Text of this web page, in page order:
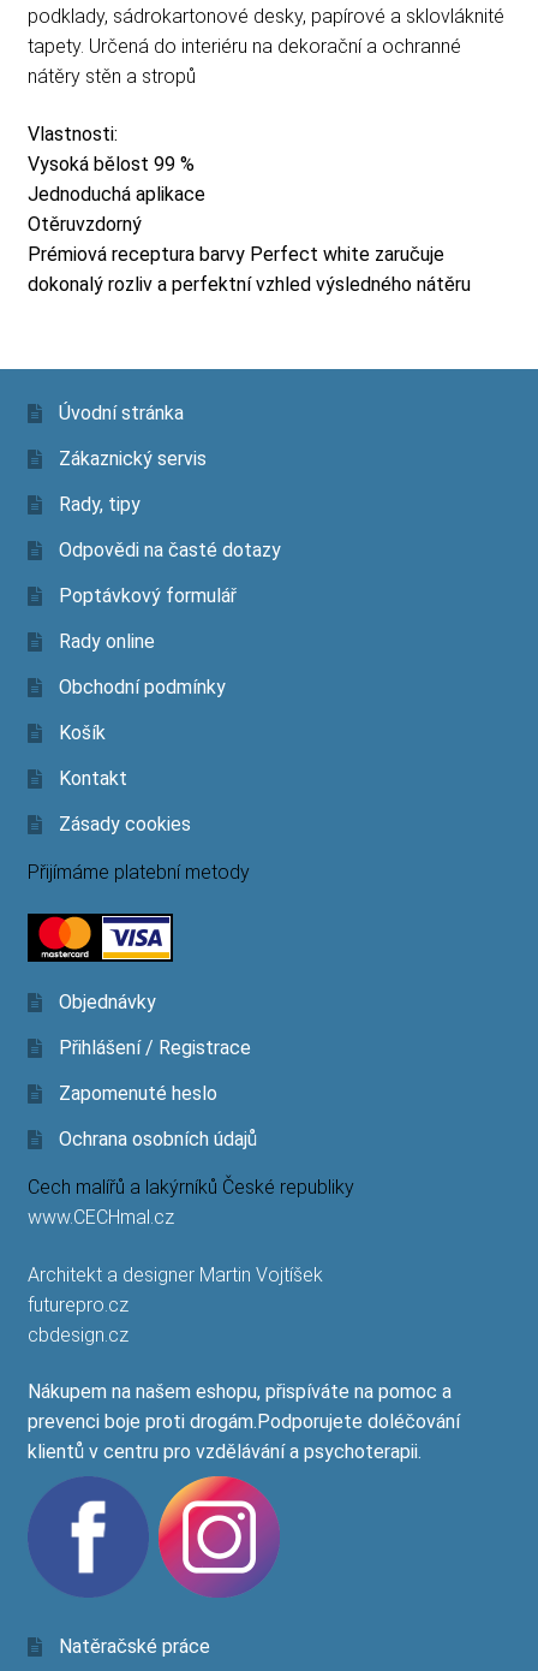
podklady, sádrokartonové desky, papírové a sklovláknité
tapety. Určená do interiéru na dekorační a ochranné
nátěry stěn a stropů
Vlastnosti:
Vysoká bělost 99 %
Jednoduchá aplikace
Otěruvzdorný
Prémiová receptura barvy Perfect white zaručuje
dokonalý rozliv a perfektní vzhled výsledného nátěru
Úvodní stránka
Zákaznický servis
Rady, tipy
Odpovědi na časté dotazy
Poptávkový formulář
Rady online
Obchodní podmínky
Košík
Kontakt
Zásady cookies
Přijímáme platební metody
Objednávky
Přihlášení / Registrace
Zapomenuté heslo
Ochrana osobních údajů
Cech malířů a lakýrníků České republiky
www.CECHmal.cz
Architekt a designer Martin Vojtíšek
futurepro.cz
cbdesign.cz
Nákupem na našem eshopu, přispíváte na pomoc a
prevenci boje proti drogám.Podporujete doléčování
klientů v centru pro vzdělávání a psychoterapii.
Natěračské práce